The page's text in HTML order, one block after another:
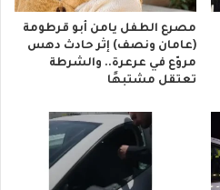
مصرع الطفل يامن أبو قرطومة
(عامان ونصف) إثر حادث دهس
مروّع في عرعرة.. والشرطة
تعتقل مشتبهًا